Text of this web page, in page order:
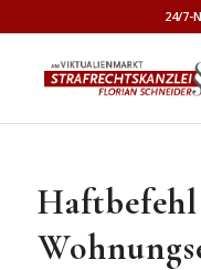
24/7-